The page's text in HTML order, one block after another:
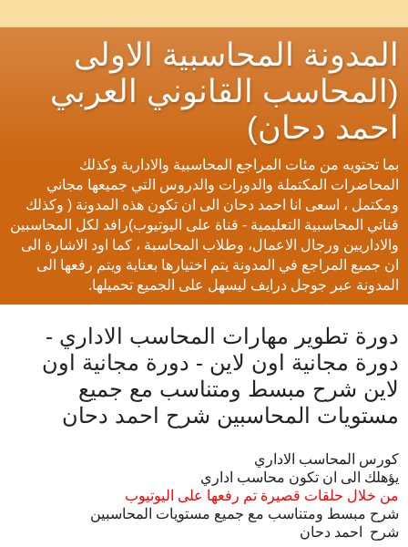
المدونة المحاسبية الاولى
(المحاسب القانوني العربي
احمد دحان)
بما تحتويه من مئات المراجع المحاسبية والادارية وكذلك
المحاضرات المكتملة والدورات والدروس التي جميعها مجاني
ومكتمل ، اسعى انا احمد دحان الى ان تكون هذه المدونة ( وكذلك
قناتي المحاسبية التعليمية - قناة على اليوتيوب)رافد لكل المحاسبين
والاداريين ورجال الاعمال، وطلاب المحاسبة ، كما اود الاشارة الى
ان جميع المراجع في المدونة يتم اختيارها بعناية ويتم رفعها الى
المدونة عبر جوجل درايف ليسهل على الجميع تحميلها.
دورة تطوير مهارات المحاسب الاداري -
دورة مجانية اون لاين - دورة مجانية اون
لاين شرح مبسط ومتناسب مع جميع
مستويات المحاسبين شرح احمد دحان
كورس المحاسب الاداري
يؤهلك الى ان تكون محاسب اداري
من خلال حلقات قصيرة تم رفعها على اليوتيوب
شرح مبسط ومتناسب مع جميع مستويات المحاسبين
شرح احمد دحان